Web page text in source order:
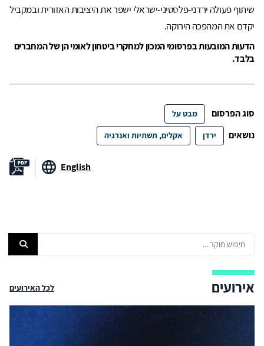
שיתוף פעולה ירדני-פלסטיני-ישראלי ישפר את היציבות האזורית ובמקביל
יקדם את המהפכה הירוקה.
הדעות המובעות בפרסומי המכון למחקרי ביטחון לאומי הן של המחברים
בלבד.
סוג הפרסום מבט על
נושאים ירדן אקלים, תשתיות ואנרגיה
English
אירועים לכל האירועים